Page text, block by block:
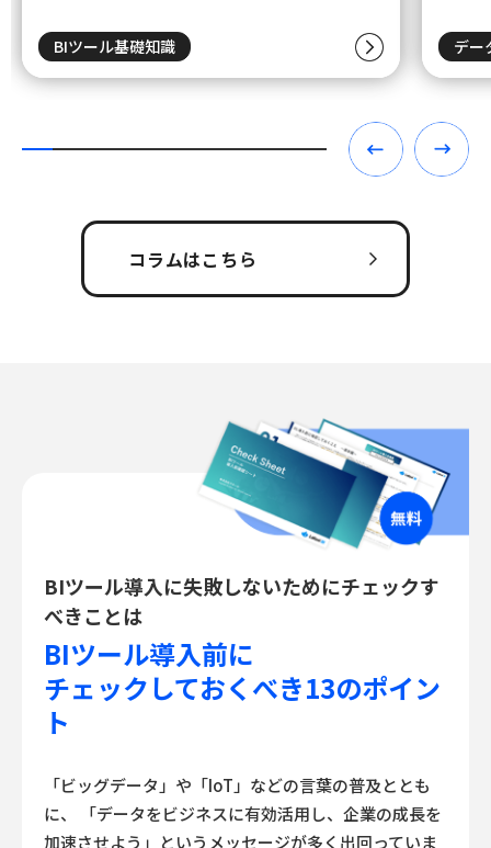
BIツール基礎知識 デー
コラムはこちら
BIツール導入に失敗しないためにチェックす
べきことは
BIツール導入前に
チェックしておくべき13のポイン
ト
「ビッグデータ」や「IoT」などの言葉の普及ととも
に、
「データをビジネスに有効活用し、企業の成長を
加速させよう」というメッセージが多く出回っていま